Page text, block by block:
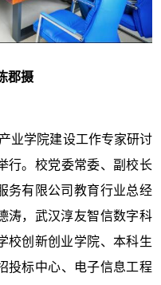
郡摄
业学院建设工作专家研讨
行。 校党委常委、副校长
务有限公司教育行业总经
涛，武汉淳友智信数字科
校创新创业学院、本科生
投标中心、电子信息工程